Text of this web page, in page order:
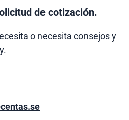
de cotización.
o necesita consejos y